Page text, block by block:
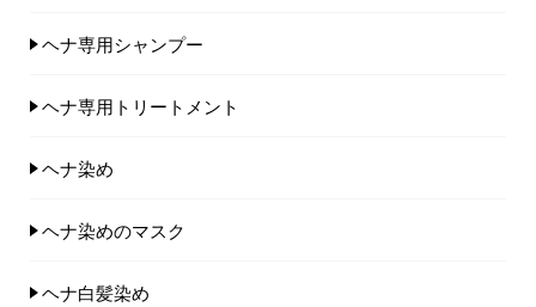
ヘナ専用シャンプー
ヘナ専用トリートメント
ヘナ染め
ヘナ染めのマスク
ヘナ白髪染め